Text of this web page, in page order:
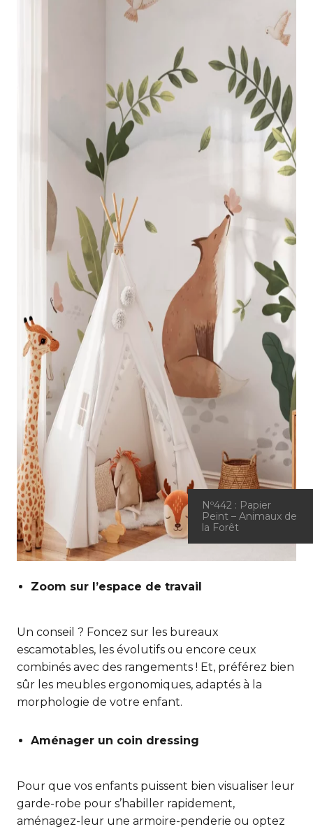
Nº442 : Papier
Peint – Animaux de
la Forêt
Zoom sur l’espace de travail
Un conseil ? Foncez sur les bureaux
escamotables, les évolutifs ou encore ceux
combinés avec des rangements ! Et, préférez bien
sûr les meubles ergonomiques, adaptés à la
morphologie de votre enfant.
Aménager un coin dressing
Pour que vos enfants puissent bien visualiser leur
garde-robe pour s’habiller rapidement,
aménagez-leur une armoire-penderie ou optez